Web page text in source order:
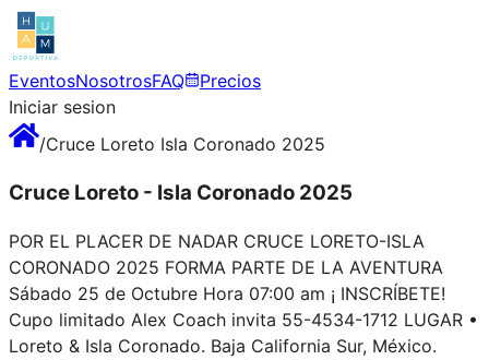
EventosNosotrosFAQ
Precios
Iniciar sesion
/Cruce Loreto Isla Coronado 2025
Cruce Loreto - Isla Coronado 2025
POR EL PLACER DE NADAR CRUCE LORETO-ISLA
CORONADO 2025 FORMA PARTE DE LA AVENTURA
Sábado 25 de Octubre Hora 07:00 am ¡ INSCRÍBETE!
Cupo limitado Alex Coach invita 55-4534-1712 LUGAR •
Loreto & Isla Coronado. Baja California Sur, México.